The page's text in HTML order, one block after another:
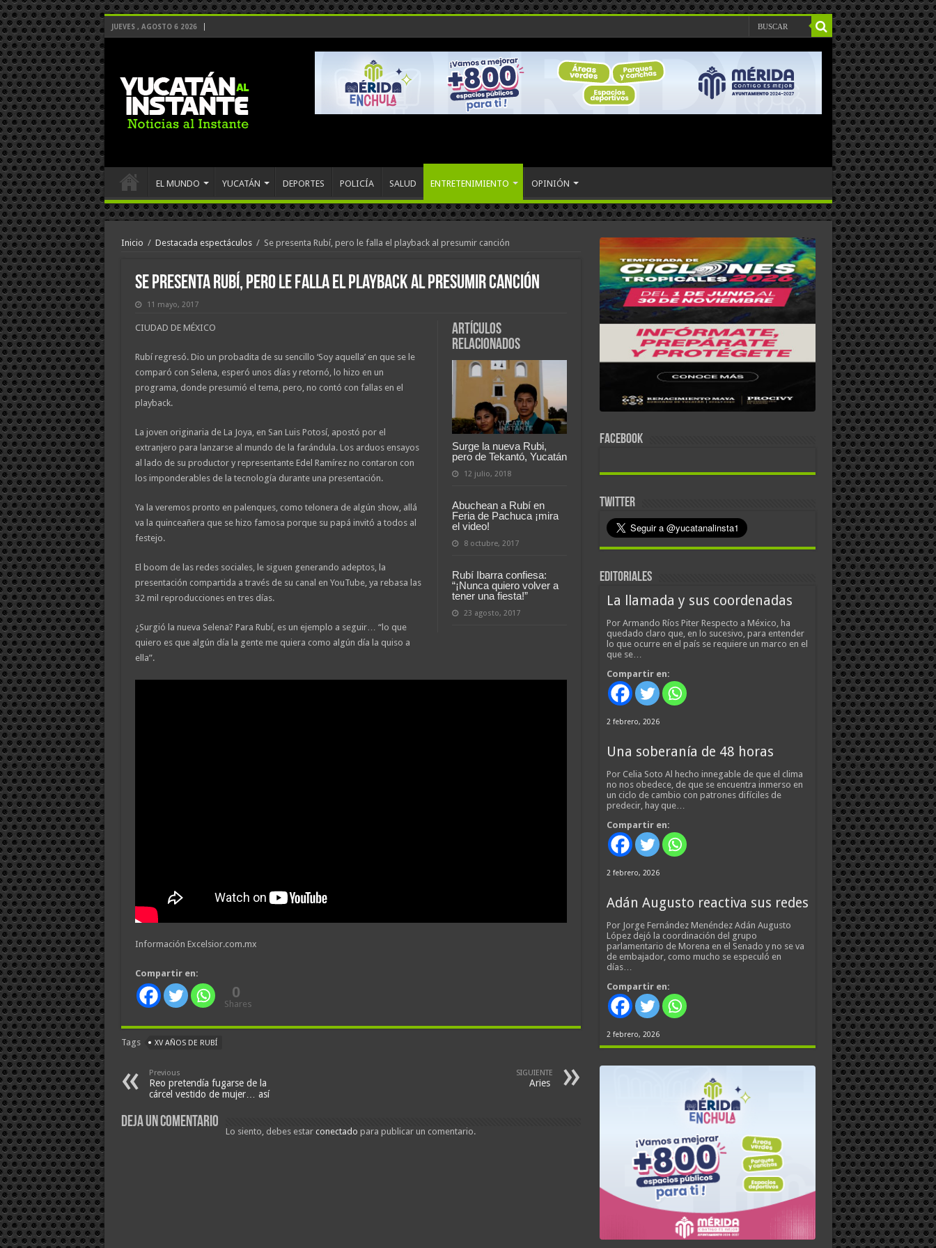
JUEVES , AGOSTO 6 2026
EL MUNDO YUCATÁN DEPORTES POLICÍA SALUD ENTRETENIMIENTO OPINIÓN
Inicio / Destacada espectáculos / Se presenta Rubí, pero le falla el playback al presumir canción
Se presenta Rubí, pero le falla el playback al presumir canción
11 mayo, 2017
Artículos
relacionados
Surge la nueva Rubi,
pero de Tekantó, Yucatán
12 julio, 2018
Abuchean a Rubí en
Feria de Pachuca ¡mira
el video!
8 octubre, 2017
Rubí Ibarra confiesa:
“¡Nunca quiero volver a
tener una fiesta!”
23 agosto, 2017
CIUDAD DE MÉXICO
Rubí regresó. Dio un probadita de su sencillo ‘Soy aquella’ en que se le
comparó con Selena, esperó unos días y retornó, lo hizo en un
programa, donde presumió el tema, pero, no contó con fallas en el
playback.
La joven originaria de La Joya, en San Luis Potosí, apostó por el
extranjero para lanzarse al mundo de la farándula. Los arduos ensayos
al lado de su productor y representante Edel Ramírez no contaron con
los imponderables de la tecnología durante una presentación.
Ya la veremos pronto en palenques, como telonera de algún show, allá
va la quinceañera que se hizo famosa porque su papá invitó a todos al
festejo.
El boom de las redes sociales, le siguen generando adeptos, la
presentación compartida a través de su canal en YouTube, ya rebasa las
32 mil reproducciones en tres días.
¿Surgió la nueva Selena? Para Rubí, es un ejemplo a seguir… “lo que
quiero es que algún día la gente me quiera como algún día la quiso a
ella”.
Información Excelsior.com.mx
Compartir en:
0
Shares
Tags XV AÑOS DE RUBÍ
Previous
Reo pretendía fugarse de la
cárcel vestido de mujer… así
SIGUIENTE
Aries
Deja un comentario
Lo siento, debes estar conectado para publicar un comentario.
FACEBOOK
TWITTER
EDITORIALES
La llamada y sus coordenadas
Por Armando Ríos Piter Respecto a México, ha
quedado claro que, en lo sucesivo, para entender
lo que ocurre en el país se requiere un marco en el
que se…
Compartir en:
2 febrero, 2026
Una soberanía de 48 horas
Por Celia Soto Al hecho innegable de que el clima
no nos obedece, de que se encuentra inmerso en
un ciclo de cambio con patrones difíciles de
predecir, hay que…
Compartir en:
2 febrero, 2026
Adán Augusto reactiva sus redes
Por Jorge Fernández Menéndez Adán Augusto
López dejó la coordinación del grupo
parlamentario de Morena en el Senado y no se va
de embajador, como mucho se especuló en
días…
Compartir en:
2 febrero, 2026